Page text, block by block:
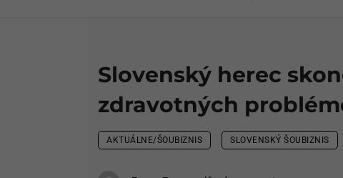
Slovenský herec
zdravotných
AKTUÁLNE/ŠOUBIZNIS SLOVENSKÝ ŠOUBIZNIS